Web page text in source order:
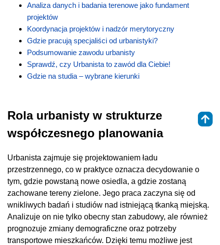
Analiza danych i badania terenowe jako fundament
projektów
Koordynacja projektów i nadzór merytoryczny
Gdzie pracują specjaliści od urbanistyki?
Podsumowanie zawodu urbanisty
Sprawdź, czy Urbanista to zawód dla Ciebie!
Gdzie na studia – wybrane kierunki
Rola urbanisty w strukturze
współczesnego planowania
Urbanista zajmuje się projektowaniem ładu
przestrzennego, co w praktyce oznacza decydowanie o
tym, gdzie powstaną nowe osiedla, a gdzie zostaną
zachowane tereny zielone. Jego praca zaczyna się od
wnikliwych badań i studiów nad istniejącą tkanką miejską.
Analizuje on nie tylko obecny stan zabudowy, ale również
prognozuje zmiany demograficzne oraz potrzeby
transportowe mieszkańców. Dzięki temu możliwe jest